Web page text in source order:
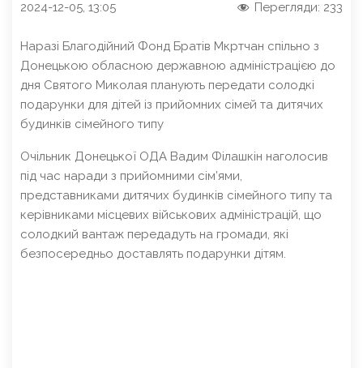
2024-12-05, 13:05 Перегляди: 233
Наразі Благодійний Фонд Братів Мкртчан спільно з
Донецькою обласною державною адміністрацією до
дня Святого Миколая планують передати солодкі
подарунки для дітей із прийомних сімей та дитячих
будинків сімейного типу
Очільник Донецької ОДА Вадим Філашкін наголосив
під час наради з прийомними сім’ями,
представниками дитячих будинків сімейного типу та
керівниками місцевих військових адміністрацій, що
солодкий вантаж передадуть на громади, які
безпосередньо доставлять подарунки дітям.